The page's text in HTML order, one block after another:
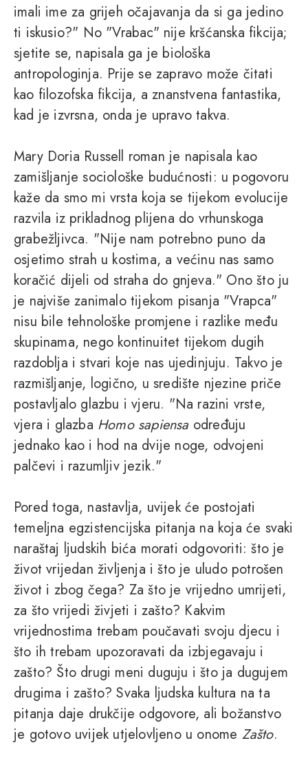
imali ime za grijeh očajavanja da si ga jedino
ti iskusio?" No "Vrabac" nije kršćanska fikcija;
sjetite se, napisala ga je biološka
antropologinja. Prije se zapravo može čitati
kao filozofska fikcija, a znanstvena fantastika,
kad je izvrsna, onda je upravo takva.
Mary Doria Russell roman je napisala kao
zamišljanje sociološke budućnosti: u pogovoru
kaže da smo mi vrsta koja se tijekom evolucije
razvila iz prikladnog plijena do vrhunskoga
grabežljivca. "Nije nam potrebno puno da
osjetimo strah u kostima, a većinu nas samo
koračić dijeli od straha do gnjeva." Ono što ju
je najviše zanimalo tijekom pisanja "Vrapca"
nisu bile tehnološke promjene i razlike među
skupinama, nego kontinuitet tijekom dugih
razdoblja i stvari koje nas ujedinjuju. Takvo je
razmišljanje, logično, u središte njezine priče
postavljalo glazbu i vjeru. "Na razini vrste,
vjera i glazba Homo sapiensaodređuju
jednako kao i hod na dvije noge, odvojeni
palčevi i razumljiv jezik."
Pored toga, nastavlja, uvijek će postojati
temeljna egzistencijska pitanja na koja će svaki
naraštaj ljudskih bića morati odgovoriti: što je
život vrijedan življenja i što je uludo potrošen
život i zbog čega? Za što je vrijedno umrijeti,
za što vrijedi živjeti i zašto? Kakvim
vrijednostima trebam poučavati svoju djecu i
što ih trebam upozoravati da izbjegavaju i
zašto? Što drugi meni duguju i što ja dugujem
drugima i zašto? Svaka ljudska kultura na ta
pitanja daje drukčije odgovore, ali božanstvo
je gotovo uvijek utjelovljeno u onome Zašto.